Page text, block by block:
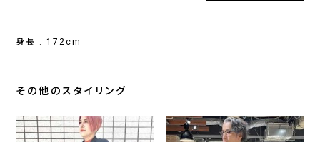
身長 : 172cm
その他のスタイリング